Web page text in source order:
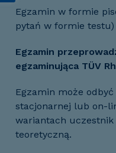
Egzamin w formie
pytań w formie testu)
Egzamin
egzaminująca TÜV
Egzamin może
stacjonarnej lub on-
wariantach uczestnik
teoretyczną.